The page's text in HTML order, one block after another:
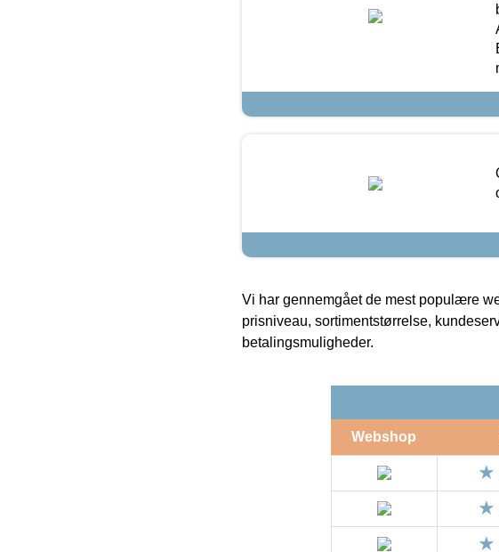
Vi har gennemgået de mest populære
prisniveau, sortimentstørrelse,
betalingsmuligheder.
Webshop